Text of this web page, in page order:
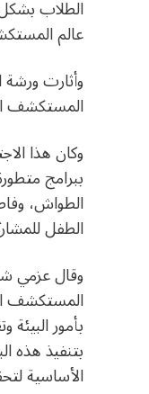
الطلاب
عالم
وأثارت
المستكشف
وكان هذا
ببرامج
الطواش،
الطفل
وقال عزمي
المستكشف
بأمور
بتنفيذ هذه
الأساسية